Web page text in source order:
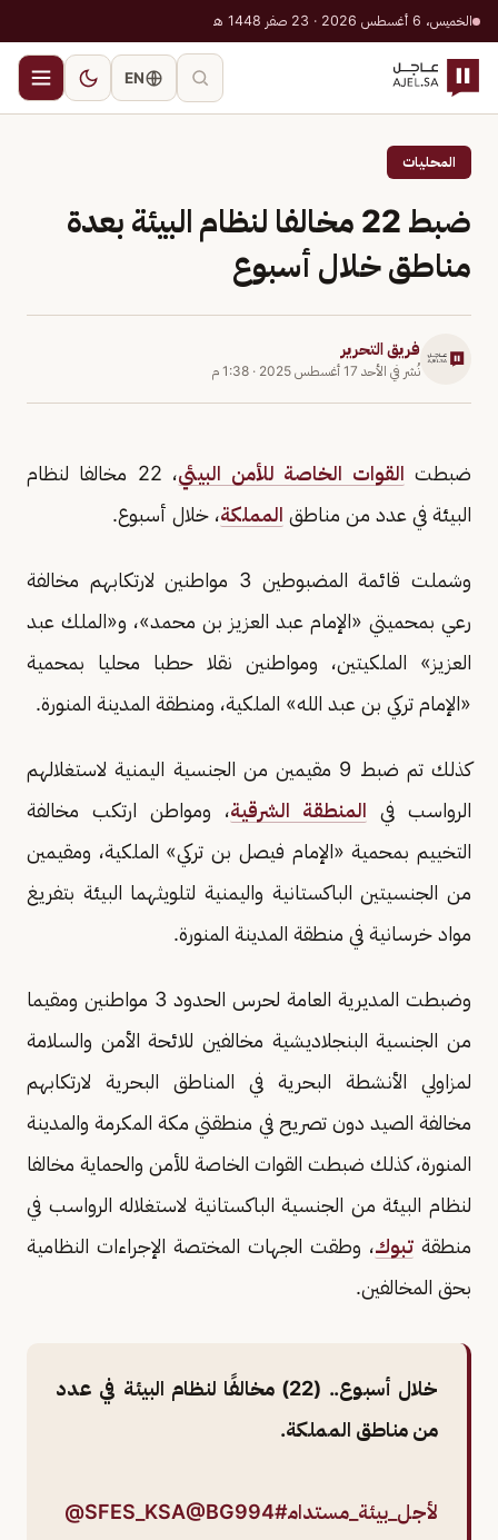
الخميس، 6 أغسطس 2026 · 23 صفر 1448 هـ
EN
المحليات
ضبط 22 مخالفا لنظام البيئة بعدة
مناطق خلال أسبوع
فريق التحرير
نُشر في الأحد 17 أغسطس 2025 · 1:38 م
ضبطت القوات الخاصة للأمن البيئي
، 22 مخالفا لنظام
البيئة في عدد من مناطق المملكة، خلال أسبوع.
وشملت قائمة المضبوطين 3 مواطنين لارتكابهم مخالفة
رعي بمحميتي «الإمام عبد العزيز بن محمد»، و«الملك عبد
العزيز» الملكيتين، ومواطنين نقلا حطبا محليا بمحمية
«الإمام تركي بن عبد الله» الملكية، ومنطقة المدينة المنورة.
كذلك تم ضبط 9 مقيمين من الجنسية اليمنية لاستغلالهم
الرواسب في المنطقة الشرقية، ومواطن ارتكب مخالفة
التخييم بمحمية «الإمام فيصل بن تركي» الملكية، ومقيمين
من الجنسيتين الباكستانية واليمنية لتلويثهما البيئة بتفريغ
مواد خرسانية في منطقة المدينة المنورة.
وضبطت المديرية العامة لحرس الحدود 3 مواطنين ومقيما
من الجنسية البنجلاديشية مخالفين للائحة الأمن والسلامة
لمزاولي الأنشطة البحرية في المناطق البحرية لارتكابهم
مخالفة الصيد دون تصريح في منطقتي مكة المكرمة والمدينة
المنورة، كذلك ضبطت القوات الخاصة للأمن والحماية مخالفا
لنظام البيئة من الجنسية الباكستانية لاستغلاله الرواسب في
منطقة تبوك، وطقت الجهات المختصة الإجراءات النظامية
بحق المخالفين.
خلال أسبوع.. (22) مخالفًا لنظام البيئة في عدد
من مناطق المملكة.⁦
@SFES_KSA@BG994#لأجل_بيئة_مستدام